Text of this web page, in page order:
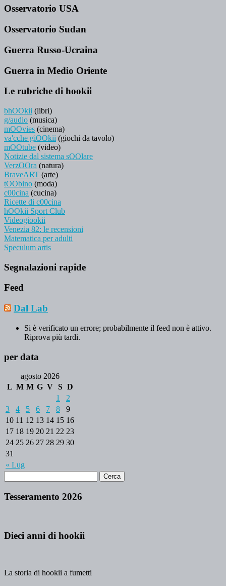
Osservatorio USA
Osservatorio Sudan
Guerra Russo-Ucraina
Guerra in Medio Oriente
Le rubriche di hookii
bhOOkii (libri)
g/audio (musica)
mOOvies (cinema)
va'cche giOOkii (giochi da tavolo)
mOOtube (video)
Notizie dal sistema sOOlare
VerzOOra (natura)
BraveART (arte)
tOObino (moda)
c00cina (cucina)
Ricette di c00cina
hOOkii Sport Club
Videogiookii
Venezia 82: le recensioni
Matematica per adulti
Speculum artis
Segnalazioni rapide
Feed
Dal Lab
Si è verificato un errore; probabilmente il feed non è attivo.
Riprova più tardi.
per data
agosto 2026
L M M G V S D
« Lug
1
2
3
4 5 6 7 8
9
10 11 12 13 14 15 16
17 18 19 20 21 22 23
24 25 26 27 28 29 30
31
Tesseramento 2026
Dieci anni di hookii
La storia di hookii a fumetti